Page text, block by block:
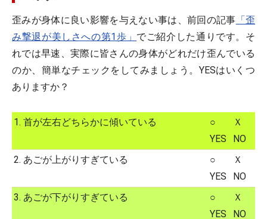
歪みが身体に良い影響を与えない事は、前回の記事 「歪
み撃退が美しさへの第1歩」 でご紹介した通りです。そ
れでは早速、実際に皆さんの身体がどれだけ歪んでいる
のか、簡単なチェックをしてみましょう。YESはいくつ
ありますか？
1. 首が左右どちらかに傾いている
○
YES
Ｘ
NO
2. あごが上がりすぎている
○
YES
Ｘ
NO
3. あごが下がりすぎている
○
YES
Ｘ
NO